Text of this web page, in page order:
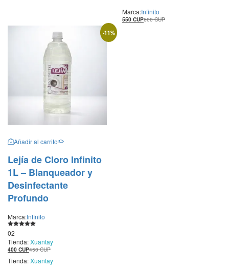
Marca:Infinito
550 CUP600CUP
-11%
Añadir al carrito
Lejía de Cloro Infinito
1L – Blanqueador y
Desinfectante
Profundo
Marca:Infinito
Valorado con
5.00
de 5
02
Tienda:Xuantay
400 CUP450CUP
Tienda:Xuantay